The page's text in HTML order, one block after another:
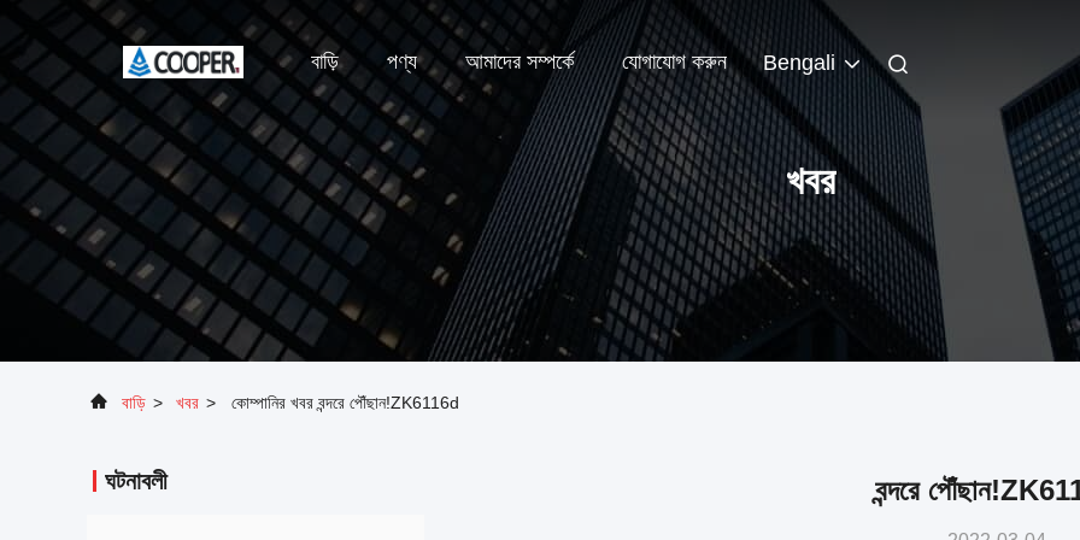
বাড়ি পণ্য আমাদের সম্পর্কে যোগাযোগ করুন Bengali
খবর
বাড়ি > খবর > কোম্পানির খবর বন্দরে পৌঁছান!ZK6116d
ঘটনাবলী বন্দরে